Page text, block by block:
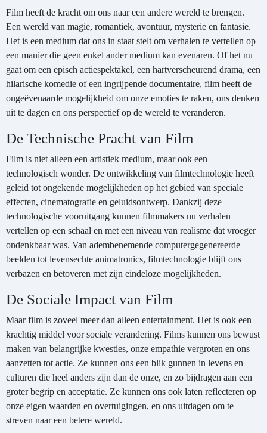
Film heeft de kracht om ons naar een andere wereld te brengen.
Een wereld van magie, romantiek, avontuur, mysterie en fantasie.
Het is een medium dat ons in staat stelt om verhalen te vertellen op
een manier die geen enkel ander medium kan evenaren. Of het nu
gaat om een episch actiespektakel, een hartverscheurend drama, een
hilarische komedie of een ingrijpende documentaire, film heeft de
ongeëvenaarde mogelijkheid om onze emoties te raken, ons denken
uit te dagen en ons perspectief op de wereld te veranderen.
De Technische Pracht van Film
Film is niet alleen een artistiek medium, maar ook een
technologisch wonder. De ontwikkeling van filmtechnologie heeft
geleid tot ongekende mogelijkheden op het gebied van speciale
effecten, cinematografie en geluidsontwerp. Dankzij deze
technologische vooruitgang kunnen filmmakers nu verhalen
vertellen op een schaal en met een niveau van realisme dat vroeger
ondenkbaar was. Van adembenemende computergegenereerde
beelden tot levensechte animatronics, filmtechnologie blijft ons
verbazen en betoveren met zijn eindeloze mogelijkheden.
De Sociale Impact van Film
Maar film is zoveel meer dan alleen entertainment. Het is ook een
krachtig middel voor sociale verandering. Films kunnen ons bewust
maken van belangrijke kwesties, onze empathie vergroten en ons
aanzetten tot actie. Ze kunnen ons een blik gunnen in levens en
culturen die heel anders zijn dan de onze, en zo bijdragen aan een
groter begrip en acceptatie. Ze kunnen ons ook laten reflecteren op
onze eigen waarden en overtuigingen, en ons uitdagen om te
streven naar een betere wereld.